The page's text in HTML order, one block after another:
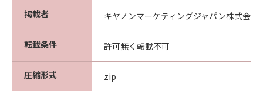
害、商品性および特定の目的への適合性の
保証または「許諾ソフトウェア」に欠陥が
ないことを含め、いかなる保証も、明示た
ると黙示たるとを問わず一切しないものと
します。
掲載者 キヤノンマーケティングジャパン株式会社
転載条件 許可無く転載不可
圧縮形式 zip